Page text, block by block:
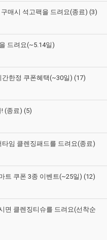
매시 석고팩을 드려요(종료) (3)
드려요(~5.14일)
간한정 쿠폰혜택(~30일) (17)
(종료) (5)
타임 클렌징패드를 드려요(종료)
트 쿠폰 3종 이벤트(~25일) (12)
면 클렌징티슈를 드려요(선착순